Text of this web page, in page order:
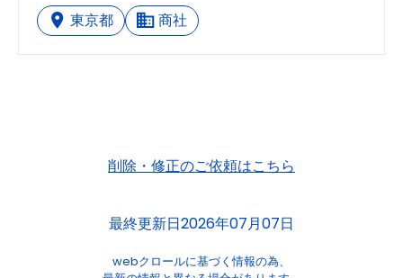
東京都 商社
削除・修正のご依頼はこちら
最終更新日2026年07月07日
webクロールに基づく情報の為、